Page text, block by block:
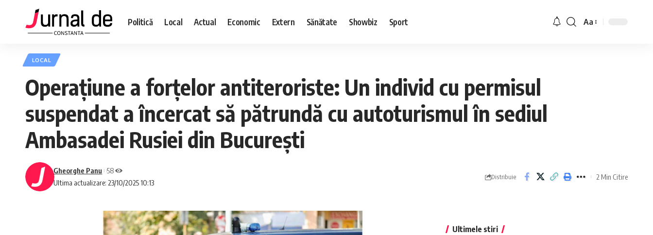
Politică Local Actual Economic Extern Sănătate Showbiz Sport Aa
LOCAL
Operațiune a forțelor antiteroriste: Un individ cu permisul
suspendat a încercat să pătrundă cu autoturismul în sediul
Ambasadei Rusiei din București
Ultima actualizare: 23/10/2025 10:13
Gheorghe Panu 58
Distribuie 2 Min Citire
Ultimele stiri